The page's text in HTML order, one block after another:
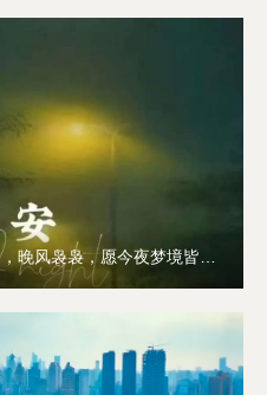
成人教育以及留学生教育的
构。
高原学科，工商管理入选上
）培育计划。先后入选教育
色专业建设点”、教育部“本
第一批本科专业综合改革试
流本科建设引领计划”。工商
店管理、国际经济与贸易、
家级一流本科专业建设点，
技术等8个专业为上海市级
，税收学等9个专业为上海市
愿今夜梦境皆是温柔光景。晚安，上商。